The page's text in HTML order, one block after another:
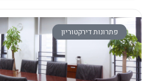
פתרונות דירקטוריון